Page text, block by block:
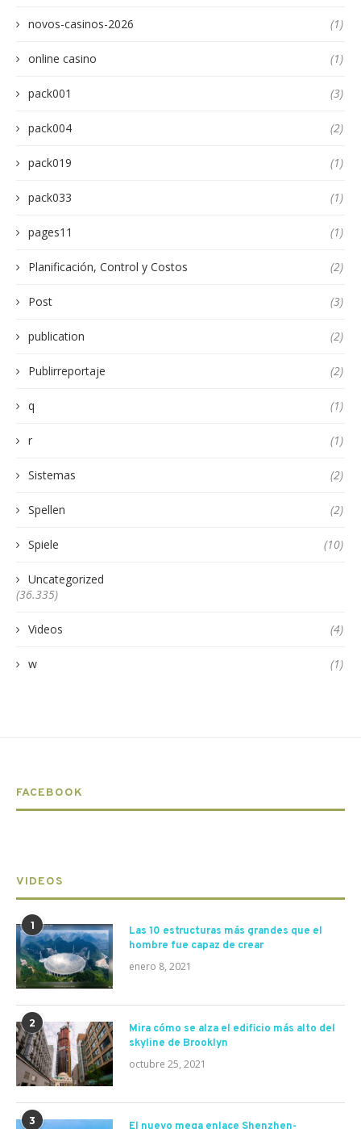
novos-casinos-2026 (1)
online casino (1)
pack001 (3)
pack004 (2)
pack019 (1)
pack033 (1)
pages11 (1)
Planificación, Control y Costos (2)
Post (3)
publication (2)
Publirreportaje (2)
q (1)
r (1)
Sistemas (2)
Spellen (2)
Spiele (10)
Uncategorized
(36.335)
Videos (4)
w (1)
FACEBOOK
VIDEOS
1
Las 10 estructuras más grandes que el
hombre fue capaz de crear
enero 8, 2021
2
Mira cómo se alza el edificio más alto del
skyline de Brooklyn
octubre 25, 2021
3